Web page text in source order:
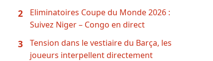
2
Eliminatoires Coupe du Monde 2026 :
Suivez Niger – Congo en direct
3
Tension dans le vestiaire du Barça, les
joueurs interpellent directement